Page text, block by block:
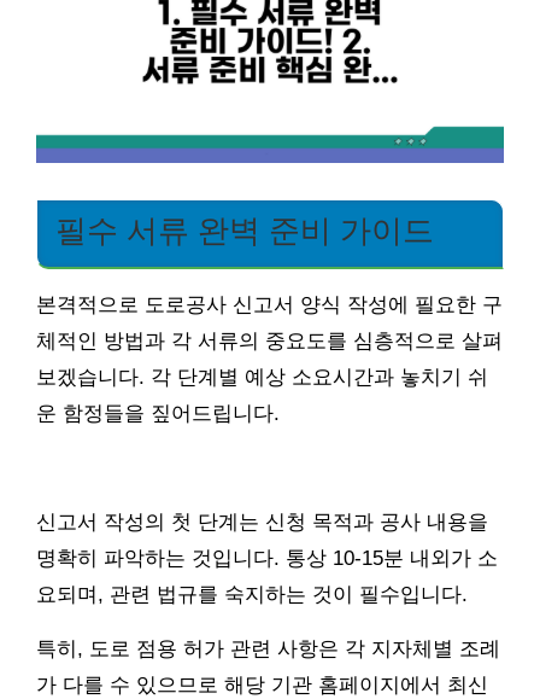
필수 서류 완벽 준비 가이드
본격적으로 도로공사 신고서 양식 작성에 필요한 구
체적인 방법과 각 서류의 중요도를 심층적으로 살펴
보겠습니다. 각 단계별 예상 소요시간과 놓치기 쉬
운 함정들을 짚어드립니다.
신고서 작성의 첫 단계는 신청 목적과 공사 내용을
명확히 파악하는 것입니다. 통상 10-15분 내외가 소
요되며, 관련 법규를 숙지하는 것이 필수입니다.
특히, 도로 점용 허가 관련 사항은 각 지자체별 조례
가 다를 수 있으므로 해당 기관 홈페이지에서 최신